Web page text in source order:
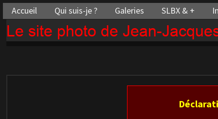
Le site photo de Jean-
Accueil Qui suis-je ? Galeries SLBX & +